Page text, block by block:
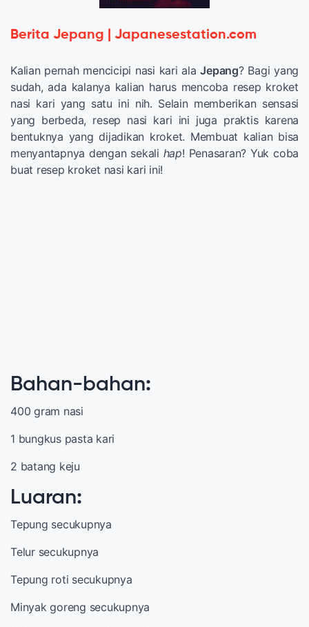
Berita Jepang | Japanesestation.com
Kalian pernah mencicipi nasi kari alaJepang? Bagi yang
sudah, ada kalanya kalian harus mencoba resep kroket
nasi kari yang satu ini nih. Selain memberikan sensasi
yang berbeda, resep nasi kari ini juga praktis karena
bentuknya yang dijadikan kroket. Membuat kalian bisa
menyantapnya dengan sekali hap! Penasaran? Yuk coba
buat resep kroket nasi kari ini!
Bahan-bahan:
400 gram nasi
1 bungkus pasta kari
2 batang keju
Luaran:
Tepung secukupnya
Telur secukupnya
Tepung roti secukupnya
Minyak goreng secukupnya